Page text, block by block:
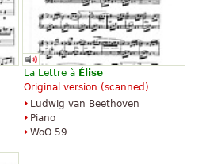
La Lettre à Élise
Original version (scanned)
Ludwig van Beethoven
Piano
WoO 59